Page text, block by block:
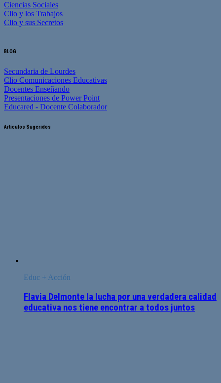
Ciencias Sociales
Clio y los Trabajos
Clio y sus Secretos
BLOG
Secundaria de Lourdes
Clio Comunicaciones Educativas
Docentes Enseñando
Presentaciones de Power Point
Educared - Docente Colaborador
Artículos Sugeridos
Educ + Acción
Flavia Delmonte la lucha por una verdadera calidad
educativa nos tiene encontrar a todos juntos